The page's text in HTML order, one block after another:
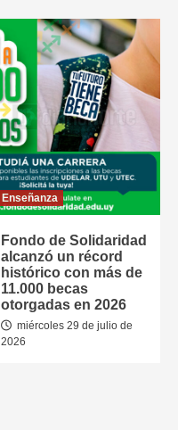
Enseñanza
Fondo de Solidaridad
alcanzó un récord
histórico con más de
11.000 becas
otorgadas en 2026
miércoles 29 de julio de
2026